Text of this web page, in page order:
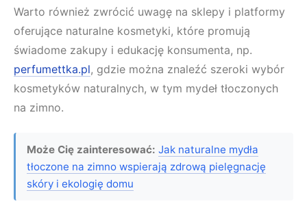
Warto również zwrócić uwagę na sklepy i platformy
oferujące naturalne kosmetyki, które promują
świadome zakupy i edukację konsumenta, np.
perfumettka.pl, gdzie można znaleźć szeroki wybór
kosmetyków naturalnych, w tym mydeł tłoczonych
na zimno.
Może Cię zainteresować: Jak naturalne mydła
tłoczone na zimno wspierają zdrową pielęgnację
skóry i ekologię domu